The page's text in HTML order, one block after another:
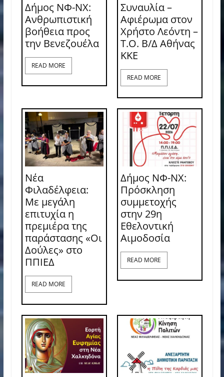
Δήμος ΝΦ-ΝΧ:
Ανθρωπιστική
βοήθεια προς
την Βενεζουέλα
READ MORE
Συναυλία –
Αφιέρωμα στον
Χρήστο Λεόντη –
Τ.Ο. Β/Δ Αθήνας
ΚΚΕ
READ MORE
Νέα
Φιλαδέλφεια:
Με μεγάλη
επιτυχία η
πρεμιέρα της
παράστασης «Οι
Δούλες» στο
ΠΠΙΕΔ
READ MORE
Δήμος ΝΦ-ΝΧ:
Πρόσκληση
συμμετοχής
στην 29η
Εθελοντική
Αιμοδοσία
READ MORE